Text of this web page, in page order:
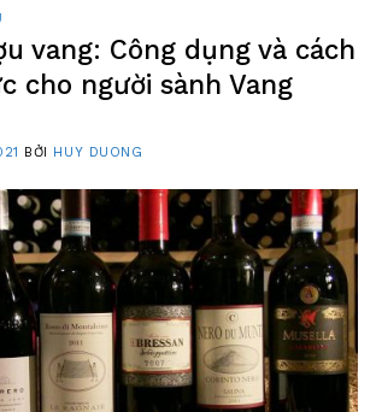
vang: Công dụng và cách
cho người sành Vang
BỞI HUY DUONG